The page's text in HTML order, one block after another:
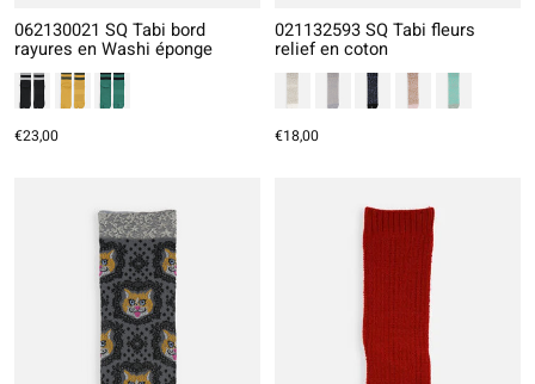
062130021 SQ Tabi bord
rayures en Washi éponge
€23,00
021132593 SQ Tabi fleurs
relief en coton
€18,00